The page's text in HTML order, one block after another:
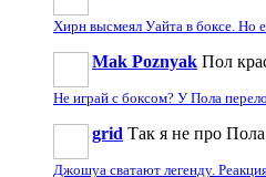
Хирн высмеял Уайта в боксе. Но
Mak Poznyak Пол
Не играй с боксом? У Пола
grid Так я не про Пола
Джошуа сватают легенду.